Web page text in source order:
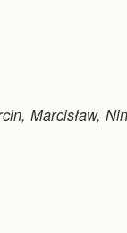
Marcisław,